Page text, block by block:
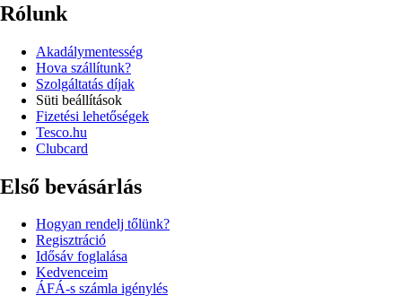
Rólunk
Akadálymentesség
Hova szállítunk?
Szolgáltatás díjak
Süti beállítások
Fizetési lehetőségek
Tesco.hu
Clubcard
Első bevásárlás
Hogyan rendelj tőlünk?
Regisztráció
Idősáv foglalása
Kedvenceim
ÁFÁ-s számla igénylés